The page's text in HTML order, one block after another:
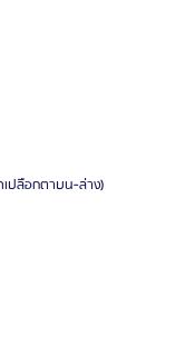
เปลือกตาบน-ล่าง)